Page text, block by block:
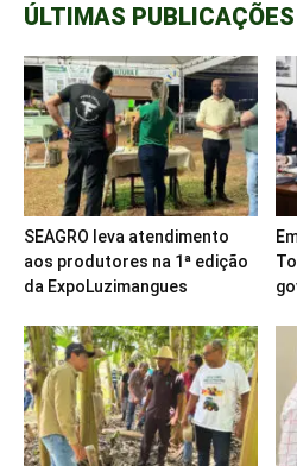
ÚLTIMAS PUBLICAÇÕES
SEAGRO leva atendimento
aos produtores na 1ª edição
da ExpoLuzimangues